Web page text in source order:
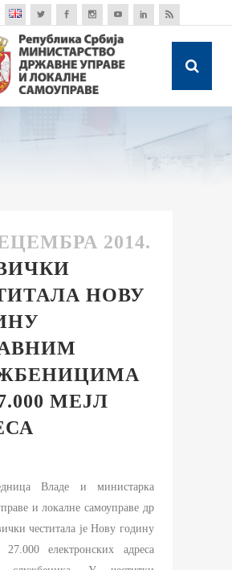
2014.
НОВУ
МЕЈЛ
Владе и министарка
и локалне самоуправе др
честитала је Нову годину
електронских адреса